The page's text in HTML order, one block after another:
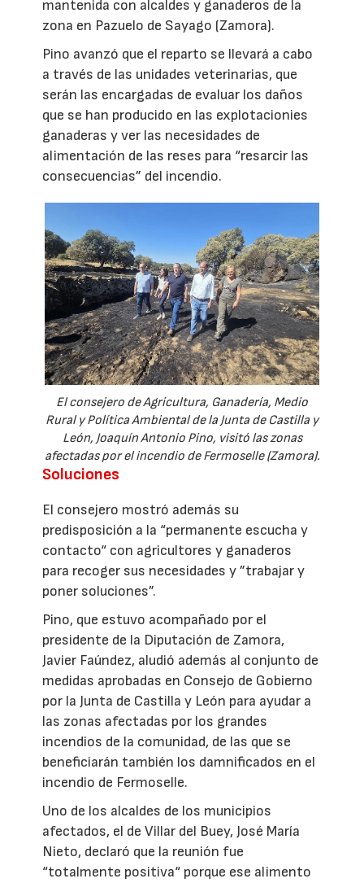
mantenida con alcaldes y ganaderos de la
zona en Pazuelo de Sayago (Zamora).
Pino avanzó que el reparto se llevará a cabo
a través de las unidades veterinarias, que
serán las encargadas de evaluar los daños
que se han producido en las explotacionies
ganaderas y ver las necesidades de
alimentación de las reses para “resarcir las
consecuencias” del incendio.
El consejero de Agricultura, Ganadería, Medio
Rural y Política Ambiental de la Junta de Castilla y
León, Joaquín Antonio Pino, visitó las zonas
afectadas por el incendio de Fermoselle (Zamora).
Soluciones
El consejero mostró además su
predisposición a la “permanente escucha y
contacto“ con agricultores y ganaderos
para recoger sus necesidades y ”trabajar y
poner soluciones”.
Pino, que estuvo acompañado por el
presidente de la Diputación de Zamora,
Javier Faúndez, aludió además al conjunto de
medidas aprobadas en Consejo de Gobierno
por la Junta de Castilla y León para ayudar a
las zonas afectadas por los grandes
incendios de la comunidad, de las que se
beneficiarán también los damnificados en el
incendio de Fermoselle.
Uno de los alcaldes de los municipios
afectados, el de Villar del Buey, José María
Nieto, declaró que la reunión fue
“totalmente positiva“ porque ese alimento